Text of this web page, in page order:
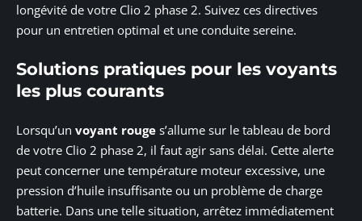
longévité de votre Clio 2 phase 2. Suivez ces directives
pour un entretien optimal et une conduite sereine.
Solutions pratiques pour les voyants
les plus courants
Lorsqu’un voyant rouge s’allume sur le tableau de bord
de votre Clio 2 phase 2, il faut agir sans délai. Cette alerte
peut concerner une température moteur excessive, une
pression d’huile insuffisante ou un problème de charge
batterie. Dans une telle situation, arrêtez immédiatement